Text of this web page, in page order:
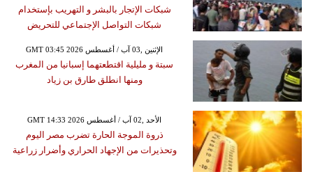
شبكات الإتجار بالبشر و التهريب بإستخدام
شبكات التواصل الإجتماعي للتحريض
GMT 03:45 2026 الإثنين ,03 آب / أغسطس
سبتة و مليلية اقتطعتهما إسبانيا من المغرب
ومنها انطلق طارق بن زياد
GMT 14:33 2026 الأحد ,02 آب / أغسطس
ذروة الموجة الحارة تضرب مصر اليوم
وتحذيرات من الإجهاد الحراري وأضرار زراعية